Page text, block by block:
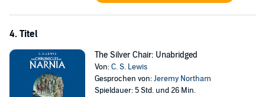
4. Titel
The Silver Chair: Unabridged
Von:C. S. Lewis
Gesprochen von:Jeremy Northam
Spieldauer: 5 Std. und 26 Min.